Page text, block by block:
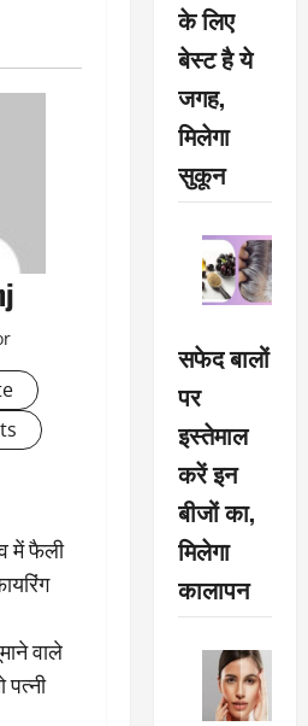
में फैली
वाले
पत्नी
के लिए
बेस्ट है ये
जगह,
मिलेगा
सुकून
सफेद बालों
पर
इस्तेमाल
करें इन
बीजों का,
मिलेगा
कालापन